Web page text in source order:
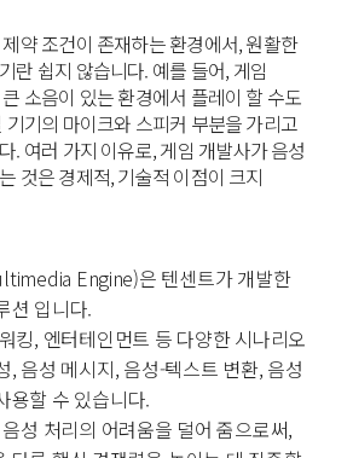
약 조건이 존재하는 환경에서, 원활한
란 쉽지 않습니다. 예를 들어, 게임
소음이 있는 환경에서 플레이 할 수도
기기의 마이크와 스피커 부분을 가리고
. 여러 가지 이유로, 게임 개발사가 음성
것은 경제적, 기술적 이점이 크지
Engine)은 텐센트가 개발한
션 입니다.
킹, 엔터테인먼트 등 다양한 시나리오
, 음성 메시지, 음성-텍스트 변환, 음성
용할 수 있습니다.
성 처리의 어려움을 덜어 줌으로써,